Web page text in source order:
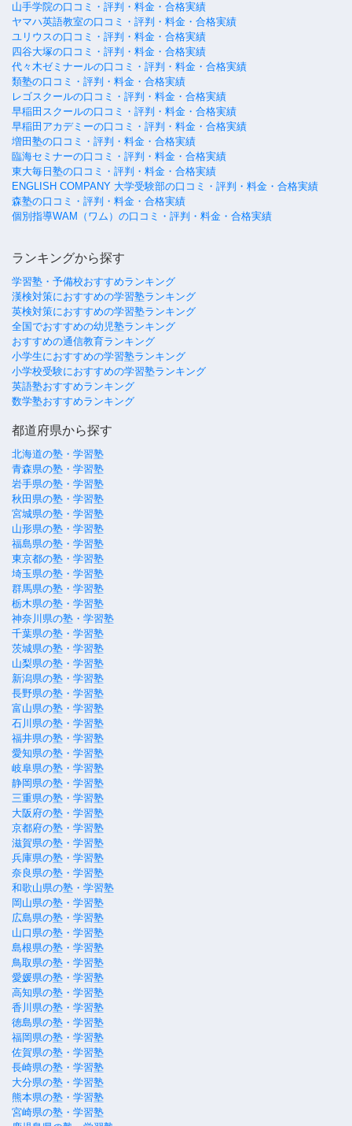
山手学院の口コミ・評判・料金・合格実績
ヤマハ英語教室の口コミ・評判・料金・合格実績
ユリウスの口コミ・評判・料金・合格実績
四谷大塚の口コミ・評判・料金・合格実績
代々木ゼミナールの口コミ・評判・料金・合格実績
類塾の口コミ・評判・料金・合格実績
レゴスクールの口コミ・評判・料金・合格実績
早稲田スクールの口コミ・評判・料金・合格実績
早稲田アカデミーの口コミ・評判・料金・合格実績
増田塾の口コミ・評判・料金・合格実績
臨海セミナーの口コミ・評判・料金・合格実績
東大毎日塾の口コミ・評判・料金・合格実績
ENGLISH COMPANY 大学受験部の口コミ・評判・料金・合格実績
森塾の口コミ・評判・料金・合格実績
個別指導WAM（ワム）の口コミ・評判・料金・合格実績
ランキングから探す
学習塾・予備校おすすめランキング
漢検対策におすすめの学習塾ランキング
英検対策におすすめの学習塾ランキング
全国でおすすめの幼児塾ランキング
おすすめの通信教育ランキング
小学生におすすめの学習塾ランキング
小学校受験におすすめの学習塾ランキング
英語塾おすすめランキング
数学塾おすすめランキング
都道府県から探す
北海道の塾・学習塾
青森県の塾・学習塾
岩手県の塾・学習塾
秋田県の塾・学習塾
宮城県の塾・学習塾
山形県の塾・学習塾
福島県の塾・学習塾
東京都の塾・学習塾
埼玉県の塾・学習塾
群馬県の塾・学習塾
栃木県の塾・学習塾
神奈川県の塾・学習塾
千葉県の塾・学習塾
茨城県の塾・学習塾
山梨県の塾・学習塾
新潟県の塾・学習塾
長野県の塾・学習塾
富山県の塾・学習塾
石川県の塾・学習塾
福井県の塾・学習塾
愛知県の塾・学習塾
岐阜県の塾・学習塾
静岡県の塾・学習塾
三重県の塾・学習塾
大阪府の塾・学習塾
京都府の塾・学習塾
滋賀県の塾・学習塾
兵庫県の塾・学習塾
奈良県の塾・学習塾
和歌山県の塾・学習塾
岡山県の塾・学習塾
広島県の塾・学習塾
山口県の塾・学習塾
島根県の塾・学習塾
鳥取県の塾・学習塾
愛媛県の塾・学習塾
高知県の塾・学習塾
香川県の塾・学習塾
徳島県の塾・学習塾
福岡県の塾・学習塾
佐賀県の塾・学習塾
長崎県の塾・学習塾
大分県の塾・学習塾
熊本県の塾・学習塾
宮崎県の塾・学習塾